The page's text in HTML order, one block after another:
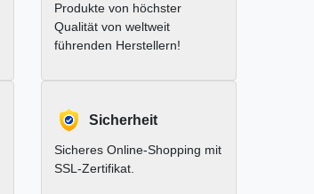
Produkte von höchster
Qualität von weltweit
führenden Herstellern!
Sicherheit
Sicheres Online-Shopping mit
SSL-Zertifikat.